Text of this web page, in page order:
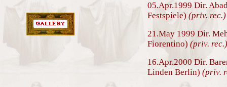
05.Apr.1999 Dir.
Festspiele) (priv. rec.)
21.May 1999 Dir.
Fiorentino) (priv. rec.)
16.Apr.2000 Dir.
Linden Berlin) (priv.